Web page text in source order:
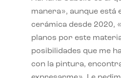
manera», aunque está
cerámica desde 2020,
planos por este
posibilidades que me
con la pintura,